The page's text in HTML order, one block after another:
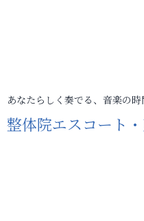
あなたらしく奏でる、音楽の時
整体院エスコート